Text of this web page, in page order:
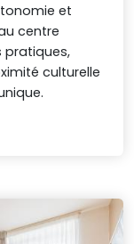
et
centre
pratiques,
culturelle